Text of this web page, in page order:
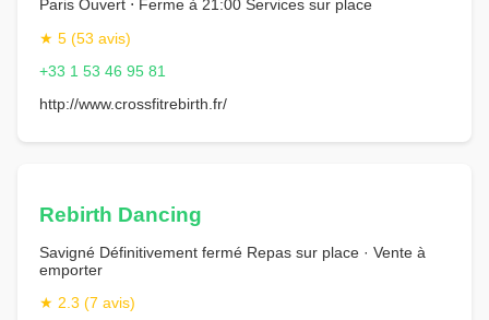
Paris Ouvert ⋅ Ferme à 21:00 Services sur place
★ 5 (53 avis)
+33 1 53 46 95 81
http://www.crossfitrebirth.fr/
Rebirth Dancing
Savigné Définitivement fermé Repas sur place · Vente à
emporter
★ 2.3 (7 avis)